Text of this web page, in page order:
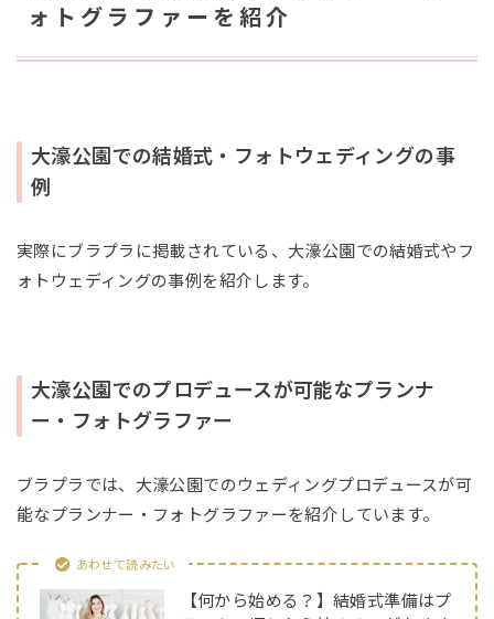
ォトグラファーを紹介
大濠公園での結婚式・フォトウェディングの事
例
実際にブラプラに掲載されている、大濠公園での結婚式やフ
ォトウェディングの事例を紹介します。
大濠公園でのプロデュースが可能なプランナ
ー・フォトグラファー
ブラプラでは、大濠公園でのウェディングプロデュースが可
能なプランナー・フォトグラファーを紹介しています。
あわせて読みたい
【何から始める？】結婚式準備はプ